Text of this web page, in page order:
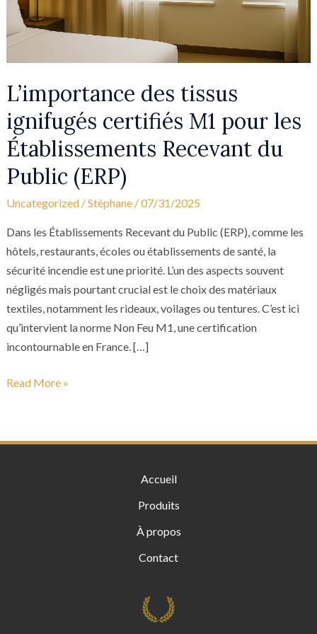
L’importance des tissus
ignifugés certifiés M1 pour les
Établissements Recevant du
Public (ERP)
Uncategorized/Stéphane /07/31/2025
Dans les Établissements Recevant du Public (ERP), comme les
hôtels, restaurants, écoles ou établissements de santé, la
sécurité incendie est une priorité. L’un des aspects souvent
négligés mais pourtant crucial est le choix des matériaux
textiles, notamment les rideaux, voilages ou tentures. C’est ici
qu’intervient la norme Non Feu M1, une certification
incontournable en France. […]
Établissements
Recevant
du
(ERP)
Read More »
Accueil
Produits
À propos
Contact